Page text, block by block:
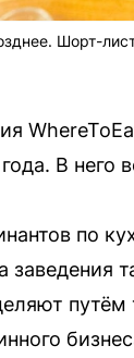
Шорт-
В него
по
заведения